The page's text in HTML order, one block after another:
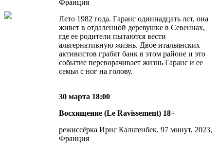
Франция
Лето 1982 года. Гаранс одиннадцать лет, она
живет в отдаленной деревушке в Севеннах,
где ее родители пытаются вести
альтернативную жизнь. Двое итальянских
активистов грабят банк в этом районе и это
событие переворачивает жизнь Гаранс и ее
семьи с ног на голову.
30 марта 18:00
Восхищение (Le Ravissement) 18+
режиссёрка Ирис Кальтенбек, 97 минут, 2023,
Франция